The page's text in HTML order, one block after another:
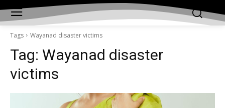
Tags Wayanad disaster victims
Tag: Wayanad disaster
victims